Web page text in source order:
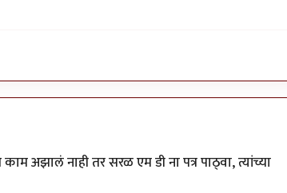
अझालं नाही तर सरळ एम डी ना पत्र पाठ्वा, त्यांच्या